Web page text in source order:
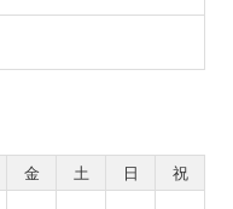
金 土 日
祝